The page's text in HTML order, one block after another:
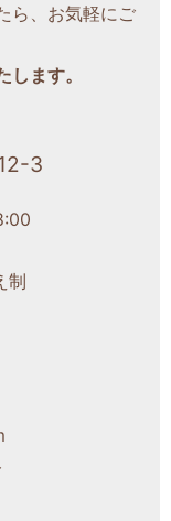
ら、お気軽にご
ます。
3
制